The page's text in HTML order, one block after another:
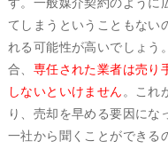
てしまうということもない
れる可能性が高いでしょう
合、 専任された業者は売り
しないといけません 。これ
り、売却を早める要因にな
一社から聞くことができる